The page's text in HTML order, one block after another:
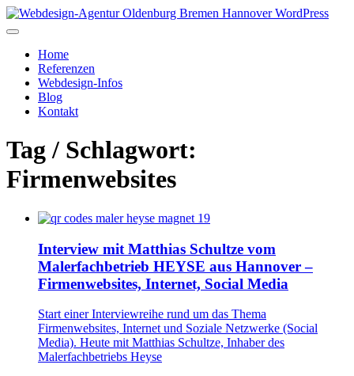
Home
Referenzen
Webdesign-Infos
Blog
Kontakt
Tag / Schlagwort:
Firmenwebsites
Interview mit Matthias Schultze vom
Malerfachbetrieb HEYSE aus Hannover –
Firmenwebsites, Internet, Social Media
Start einer Interviewreihe rund um das Thema
Firmenwebsites, Internet und Soziale Netzwerke (Social
Media). Heute mit Matthias Schultze, Inhaber des
Malerfachbetriebs Heyse